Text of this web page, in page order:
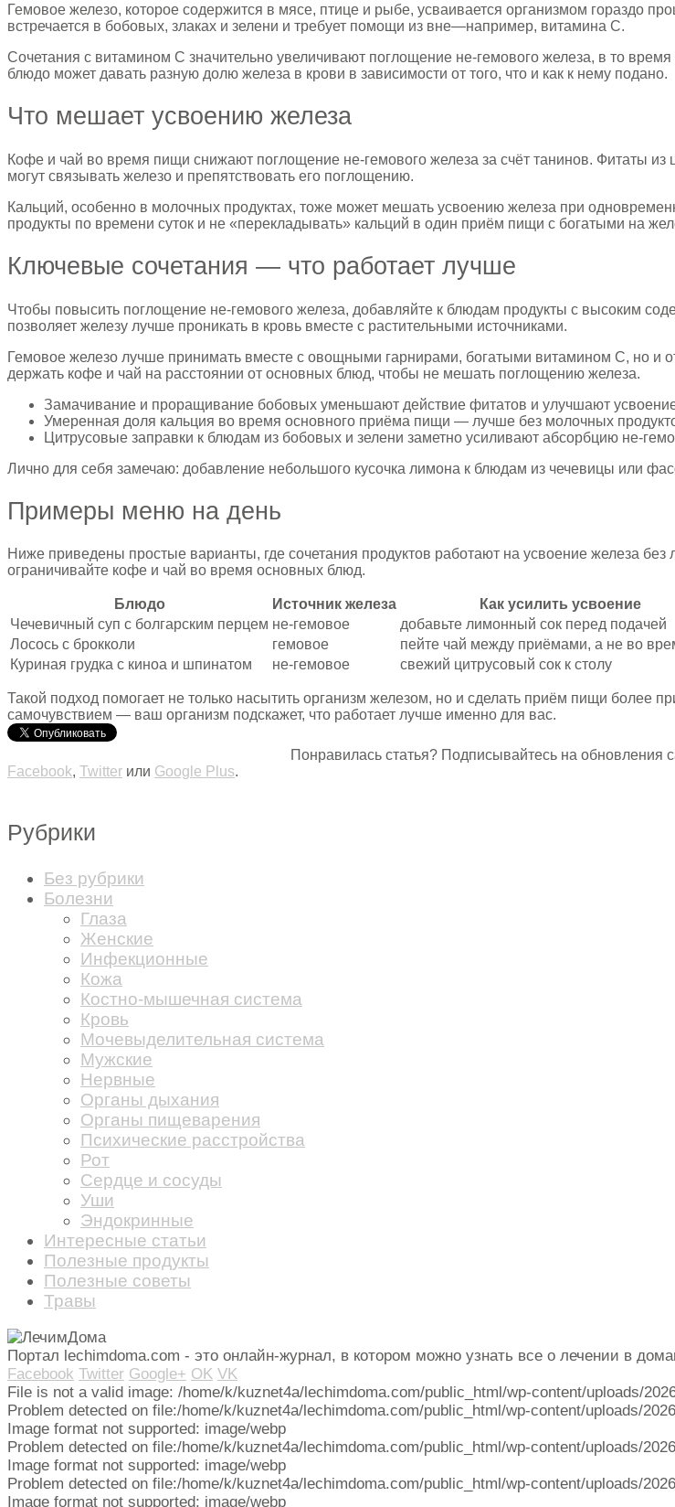
Гемовое железо, которое содержится в мясе, птице и рыбе, усваивается организмом гораздо
встречается в бобовых, злаках и зелени и требует помощи из вне—например, витамина C.
Сочетания с витамином C значительно увеличивают поглощение не-гемового железа, в то
блюдо может давать разную долю железа в крови в зависимости от того, что и как к нему подано.
Что мешает усвоению железа
Кофе и чай во время пищи снижают поглощение не-гемового железа за счёт танинов. Фитаты из
могут связывать железо и препятствовать его поглощению.
Кальций, особенно в молочных продуктах, тоже может мешать усвоению железа при
продукты по времени суток и не «перекладывать» кальций в один приём пищи с богатыми на
Ключевые сочетания — что работает лучше
Чтобы повысить поглощение не-гемового железа, добавляйте к блюдам продукты с высоким
позволяет железу лучше проникать в кровь вместе с растительными источниками.
Гемовое железо лучше принимать вместе с овощными гарнирами, богатыми витамином C, но и
держать кофе и чай на расстоянии от основных блюд, чтобы не мешать поглощению железа.
Замачивание и проращивание бобовых уменьшают действие фитатов и улучшают
Умеренная доля кальция во время основного приёма пищи — лучше без молочных
Цитрусовые заправки к блюдам из бобовых и зелени заметно усиливают абсорбцию не-
Лично для себя замечаю: добавление небольшого кусочка лимона к блюдам из чечевицы или
Примеры меню на день
Ниже приведены простые варианты, где сочетания продуктов работают на усвоение железа
ограничивайте кофе и чай во время основных блюд.
Блюдо Источник железа
Как усилить усвоение
Чечевичный суп с болгарским перцем не-гемовое
добавьте лимонный сок перед подачей
Лосось с брокколи
гемовое
пейте чай между приёмами, а не во
Куриная грудка с киноа и шпинатом
не-гемовое свежий цитрусовый сок к столу
Такой подход помогает не только насытить организм железом, но и сделать приём пищи более
самочувствием — ваш организм подскажет, что работает лучше именно для вас.
Понравилась статья? Подписывайтесь на обновления
Facebook, Twitter или Google Plus.
Рубрики
Без рубрики
Болезни
Глаза
Женские
Инфекционные
Кожа
Костно-мышечная система
Кровь
Мочевыделительная система
Мужские
Нервные
Органы дыхания
Органы пищеварения
Психические расстройства
Рот
Сердце и сосуды
Уши
Эндокринные
Интересные статьи
Полезные продукты
Полезные советы
Травы
Портал lechimdoma.com - это онлайн-журнал, в котором можно узнать все о лечении в
Facebook Twitter Google+ OK VK
File is not a valid image: /home/k/kuznet4a/lechimdoma.com/public_html/wp-content/uploads/
Problem detected on file:/home/k/kuznet4a/lechimdoma.com/public_html/wp-content/uploads/
Image format not supported: image/webp
Problem detected on file:/home/k/kuznet4a/lechimdoma.com/public_html/wp-content/uploads/
Image format not supported: image/webp
Problem detected on file:/home/k/kuznet4a/lechimdoma.com/public_html/wp-content/uploads/
Image format not supported: image/webp